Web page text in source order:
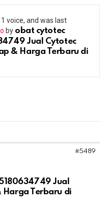
voice, and was last
by obat cytotec
Jual Cytotec
& Harga Terbaru di
#5489
Jual
Terbaru di